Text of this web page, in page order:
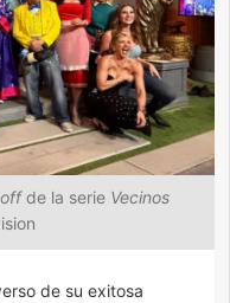
de la serie Vecinos
de su exitosa